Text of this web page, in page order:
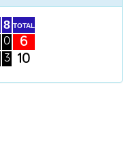
8
0
3
TOTAL
6
10